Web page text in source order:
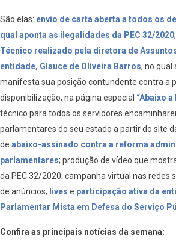
São elas: envio de carta aberta a todos os
qual aponta as ilegalidades da PEC 32/2020
Técnico realizado pela diretora de
entidade, Glauce de Oliveira Barros, no qual
manifesta sua posição contundente contra a
disponibilização, na página especial “Abaixo a
técnico para todos os servidores
parlamentares do seu estado a partir do site
de abaixo-assinado contra a reforma
parlamentares; produção de vídeo que
da PEC 32/2020; campanha virtual nas redes
de anúncios; lives e participação ativa da
Parlamentar Mista em Defesa do Serviço
Confira as principais notícias da semana: